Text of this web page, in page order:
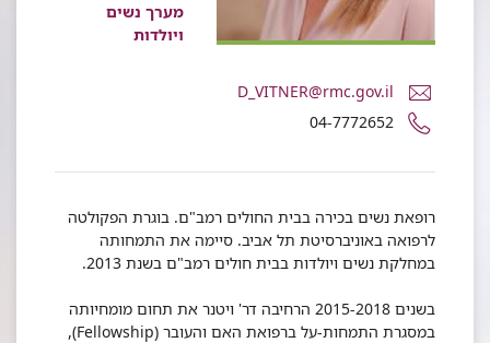
מערך נשים
ויולדות
דואר
אלקטרוני
ד"ר
ויטנר
D_VITNER@rmc.gov.il
מספר
טלפון
דנה
ויטנר
04-7772652
רופאת נשים בכירה בבית החולים רמב"ם. בוגרת הפקולטה
לרפואה באוניברסיטת תל אביב. סיימה את התמחותה
במחלקת נשים ויולדות בבית חולים רמב"ם בשנת 2013.
בשנים 2015-2018 הרחיבה דר' ויטנר את תחום מומחיותה
במסגרת התמחות-על ברפואת האם והעובר (Fellowship),